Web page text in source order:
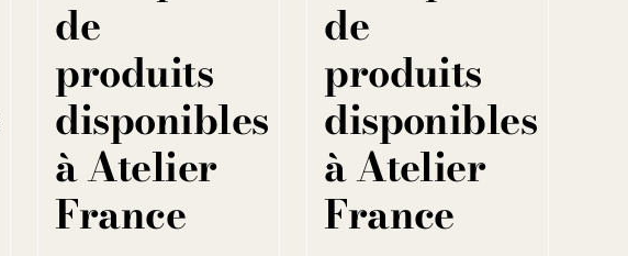
de
produits
disponibles
à Atelier
France
de
produits
disponibles
à Atelier
France